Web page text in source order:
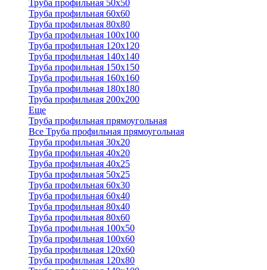
Труба профильная 50x50
Труба профильная 60x60
Труба профильная 80x80
Труба профильная 100x100
Труба профильная 120x120
Труба профильная 140х140
Труба профильная 150х150
Труба профильная 160х160
Труба профильная 180х180
Труба профильная 200х200
Еще
Труба профильная прямоугольная
Все Труба профильная прямоугольная
Труба профильная 30x20
Труба профильная 40х20
Труба профильная 40х25
Труба профильная 50х25
Труба профильная 60х30
Труба профильная 60х40
Труба профильная 80х40
Труба профильная 80х60
Труба профильная 100х50
Труба профильная 100х60
Труба профильная 120х60
Труба профильная 120х80